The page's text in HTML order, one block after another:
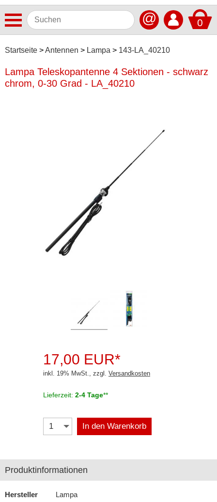
0
@
Startseite Antennen Lampa 143-LA_40210
AIV
Rockford Fosgate
Dashcams
Elektromobilität
Lampa Teleskopantenne 4 Sektionen - schwarz
chrom, 0-30 Grad - LA_40210
17,00 EUR*
inkl. 19% MwSt., zzgl. Versandkosten
Lieferzeit: 2-4 Tage**
In den Warenkorb
Produktinformationen
Hersteller
Lampa